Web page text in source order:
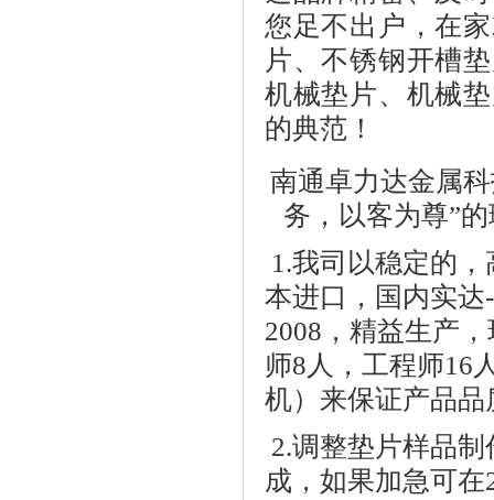
您足不出户，在
片、不锈钢开槽
机械垫片、机械
的典范！
南通卓力达金属
务，以客为尊”
1.我司以稳定的
本进口，国内实达
2008，精益生产
师8人，工程师16
机）来保证产品品
2.调整垫片样品制
成，如果加急可